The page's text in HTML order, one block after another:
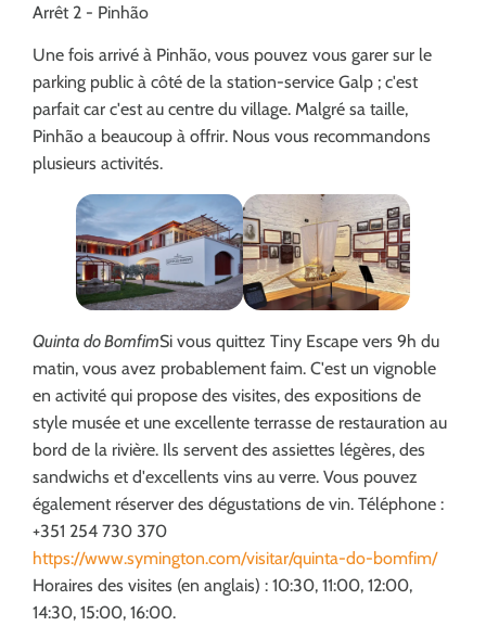
Arrêt 2 - Pinhão
Une fois arrivé à Pinhão, vous pouvez vous garer sur le
parking public à côté de la station-service Galp ; c'est
parfait car c'est au centre du village. Malgré sa taille,
Pinhão a beaucoup à offrir. Nous vous recommandons
plusieurs activités.
Quinta do BomfimSi vous quittez Tiny Escape vers 9h du
matin, vous avez probablement faim. C'est un vignoble
en activité qui propose des visites, des expositions de
style musée et une excellente terrasse de restauration au
bord de la rivière. Ils servent des assiettes légères, des
sandwichs et d'excellents vins au verre. Vous pouvez
également réserver des dégustations de vin. Téléphone :
+351 254 730 370
https://www.symington.com/visitar/quinta-do-bomfim/
Horaires des visites (en anglais) : 10:30, 11:00, 12:00,
14:30, 15:00, 16:00.